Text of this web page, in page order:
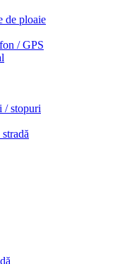
de ploaie
/ GPS
/ stopuri